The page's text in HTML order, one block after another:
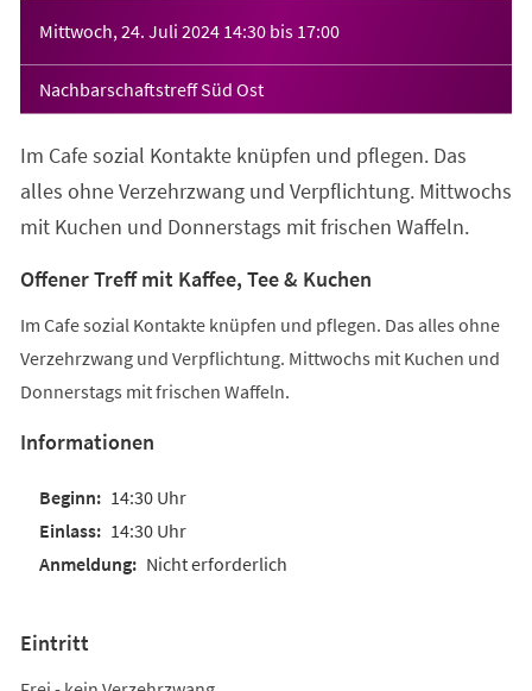
Mittwoch, 24. Juli 2024 14:30 bis 17:00
Nachbarschaftstreff Süd Ost
Im Cafe sozial Kontakte knüpfen und pflegen. Das
alles ohne Verzehrzwang und Verpflichtung. Mittwochs
mit Kuchen und Donnerstags mit frischen Waffeln.
Offener Treff mit Kaffee, Tee & Kuchen
Im Cafe sozial Kontakte knüpfen und pflegen. Das alles ohne
Verzehrzwang und Verpflichtung. Mittwochs mit Kuchen und
Donnerstags mit frischen Waffeln.
Informationen
14:30 Uhr
14:30 Uhr
Nicht erforderlich
Eintritt